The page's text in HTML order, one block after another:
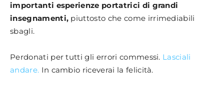
importanti esperienze portatrici di grandi
insegnamenti, piuttosto che come irrimediabili
sbagli.
Perdonati per tutti gli errori commessi. Lasciali
andare. In cambio riceverai la felicità.